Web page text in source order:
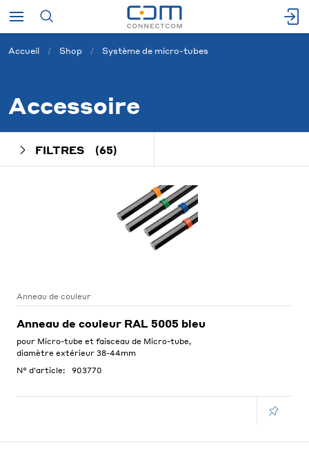
Accueil Shop Système de micro-tubes
Accessoire
FILTRES (65)
Anneau de couleur
Anneau de couleur RAL 5005 bleu
pour Micro-tube et faisceau de Micro-tube,
diamètre extérieur 38-44mm
N° d'article:
903770